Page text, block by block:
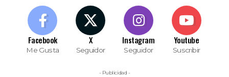
Facebook
Me Gusta
X
Seguidor
Instagram
Seguidor
Youtube
Suscribir
- Publicidad -